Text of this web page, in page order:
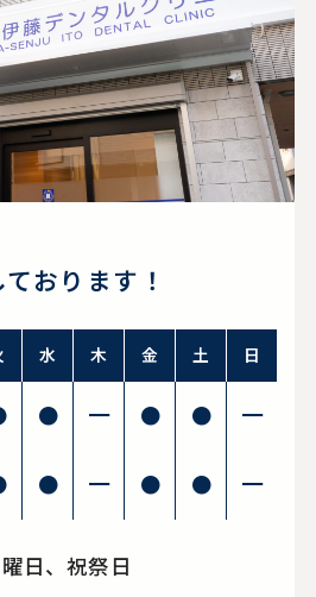
おります！
水 木 金 土 日
● ━ ● ● ━
● ━ ● ● ━
日、祝祭日